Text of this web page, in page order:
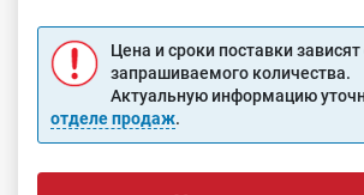
Цена и сроки поставки зависят
запрашиваемого количества.
Актуальную информацию
отделе продаж.